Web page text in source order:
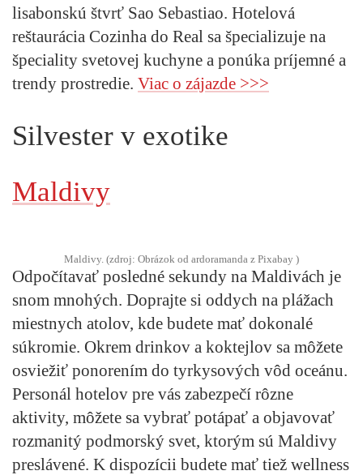
lisabonskú štvrť Sao Sebastiao. Hotelová
reštaurácia Cozinha do Real sa špecializuje na
špeciality svetovej kuchyne a ponúka príjemné a
trendy prostredie. Viac o zájazde >>>
Silvester v exotike
Maldivy
Maldivy. (zdroj: Obrázok od ardoramanda z Pixabay )
Odpočítavať posledné sekundy na Maldivách je
snom mnohých. Doprajte si oddych na plážach
miestnych atolov, kde budete mať dokonalé
súkromie. Okrem drinkov a koktejlov sa môžete
osviežiť ponorením do tyrkysových vôd oceánu.
Personál hotelov pre vás zabezpečí rôzne
aktivity, môžete sa vybrať potápať a objavovať
rozmanitý podmorský svet, ktorým sú Maldivy
preslávené. K dispozícii budete mať tiež wellness